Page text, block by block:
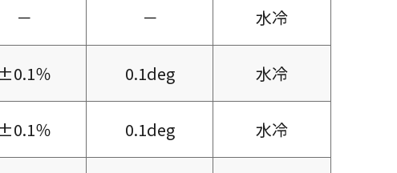
－ － 水冷
±0.1％ 0.1deg 水冷
±0.1％ 0.1deg 水冷